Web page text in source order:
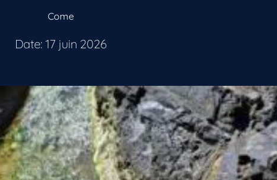
Come
Date: 17 juin 2026